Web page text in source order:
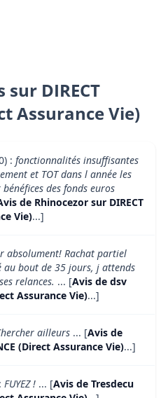
DIRECT
Assurance Vie)
: fonctionnalités insuffisantes
et TOT dans l année les
des fonds euros
de Rhinocezor sur DIRECT
Vie)...]
absolument! Rachat partiel
au bout de 35 jours, j attends
relances. ... [Avis de dsv
Assurance Vie)...]
ailleurs ... [Avis de
(Direct Assurance Vie)...]
FUYEZ ! ... [Avis de Tresdecu